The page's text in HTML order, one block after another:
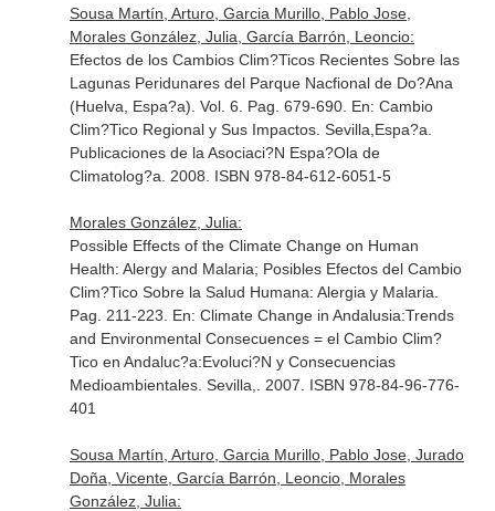
Sousa Martín, Arturo, Garcia Murillo, Pablo Jose,
Morales González, Julia, García Barrón, Leoncio:
Efectos de los Cambios Clim?Ticos Recientes Sobre las
Lagunas Peridunares del Parque Nacfional de Do?Ana
(Huelva, Espa?a). Vol. 6. Pag. 679-690. En: Cambio
Clim?Tico Regional y Sus Impactos. Sevilla,Espa?a.
Publicaciones de la Asociaci?N Espa?Ola de
Climatolog?a. 2008. ISBN 978-84-612-6051-5
Morales González, Julia:
Possible Effects of the Climate Change on Human
Health: Alergy and Malaria; Posibles Efectos del Cambio
Clim?Tico Sobre la Salud Humana: Alergia y Malaria.
Pag. 211-223. En: Climate Change in Andalusia:Trends
and Environmental Consecuences = el Cambio Clim?
Tico en Andaluc?a:Evoluci?N y Consecuencias
Medioambientales. Sevilla,. 2007. ISBN 978-84-96-776-
401
Sousa Martín, Arturo, Garcia Murillo, Pablo Jose, Jurado
Doña, Vicente, García Barrón, Leoncio, Morales
González, Julia: